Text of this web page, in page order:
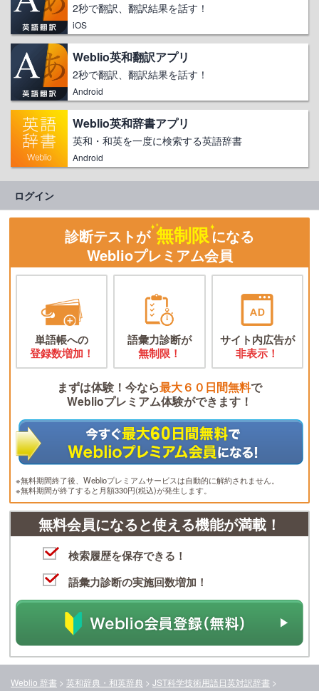
2秒で翻訳、翻訳結果を話す！
iOS
Weblio英和翻訳アプリ
2秒で翻訳、翻訳結果を話す！
Android
Weblio英和辞書アプリ
英和・和英を一度に検索する英語辞書
Android
ログイン
診断テストが 無制限になる
Weblioプレミアム会員
単語帳への
登録数増加！
語彙力診断が
無制限！
サイト内広告が
非表示！
まずは体験！今なら最大６０日間無料で
Weblioプレミアム体験ができます！
※無料期間終了後、Weblioプレミアムサービスは自動的に解約されません。
※無料期間が終了すると月額330円(税込)が発生します。
無料会員になると使える機能が満載！
検索履歴を保存できる！
語彙力診断の実施回数増加！
Weblio 辞書 > 英和辞典・和英辞典 > JST科学技術用語日英対訳辞書 >